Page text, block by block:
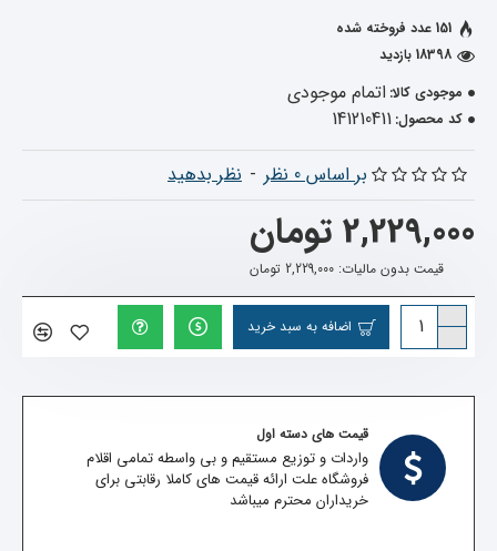
موجودی کالا: اتمام موجودی
کد محصول: 141210411
151 عدد فروخته شده
18398 بازدید
بر اساس 0 نظر - نظر بدهید
2,229,000 تومان
قیمت بدون مالیات: 2,229,000 تومان
اضافه به سبد خرید
قیمت های دسته اول
واردات و توزیع مستقیم و بی واسطه تمامی اقلام
فروشگاه علت ارائه قیمت های کاملا رقابتی برای
خریداران محترم میباشد